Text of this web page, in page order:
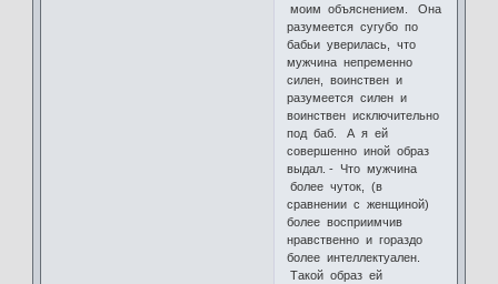
моим объяснением. Она
разумеется сугубо по
бабьи уверилась, что
мужчина непременно
силен, воинствен и
разумеется силен и
воинствен исключительно
под баб. А я ей
совершенно иной образ
выдал. - Что мужчина
более чуток, (в
сравнении с женщиной)
более восприимчив
нравственно и гораздо
более интеллектуален.
Такой образ ей